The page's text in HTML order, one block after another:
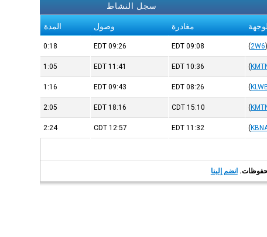
سجل النشاط
مغادرة وصول المدة
(2W6)
09:08
EDT
09:26
EDT
0:18
(
10:36
EDT
11:41
EDT
1:05
(
08:26
EDT
09:43
EDT
1:16
(
15:10
CDT
18:16
EDT
2:05
(
11:32
EDT
12:57
CDT
2:24
انضم إلينا